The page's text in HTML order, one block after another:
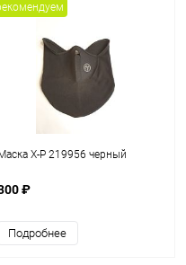
X-P 219956 черный
₽
Подробнее